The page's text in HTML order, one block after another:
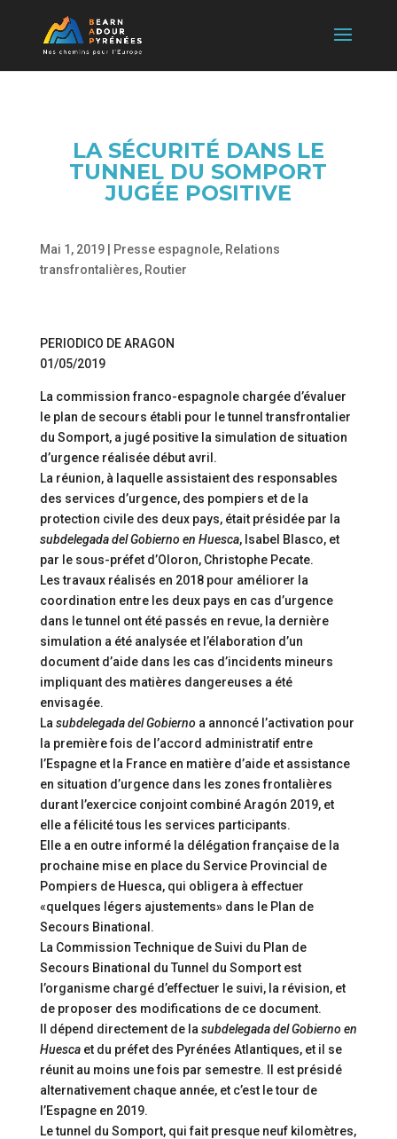
LA SÉCURITÉ DANS LE
TUNNEL DU SOMPORT
JUGÉE POSITIVE
Mai 1, 2019| Presse espagnole, Relations
transfrontalières, Routier
PERIODICO DE ARAGON
01/05/2019
La commission franco-espagnole chargée d’évaluer
le plan de secours établi pour le tunnel transfrontalier
du Somport, a jugé positive la simulation de situation
d’urgence réalisée début avril.
La réunion, à laquelle assistaient des responsables
des services d’urgence, des pompiers et de la
protection civile des deux pays, était présidée par la
subdelegada del Gobierno en Huesca, Isabel Blasco, et
par le sous-préfet d’Oloron, Christophe Pecate.
Les travaux réalisés en 2018 pour améliorer la
coordination entre les deux pays en cas d’urgence
dans le tunnel ont été passés en revue, la dernière
simulation a été analysée et l’élaboration d’un
document d’aide dans les cas d’incidents mineurs
impliquant des matières dangereuses a été
envisagée.
La subdelegada del Gobiernoa annoncé l’activation pour
la première fois de l’accord administratif entre
l’Espagne et la France en matière d’aide et assistance
en situation d’urgence dans les zones frontalières
durant l’exercice conjoint combiné Aragón 2019, et
elle a félicité tous les services participants.
Elle a en outre informé la délégation française de la
prochaine mise en place du Service Provincial de
Pompiers de Huesca, qui obligera à effectuer
«quelques légers ajustements» dans le Plan de
Secours Binational.
La Commission Technique de Suivi du Plan de
Secours Binational du Tunnel du Somport est
l’organisme chargé d’effectuer le suivi, la révision, et
de proposer des modifications de ce document.
Il dépend directement de la subdelegada del Gobierno en
Huescaet du préfet des Pyrénées Atlantiques, et il se
réunit au moins une fois par semestre. Il est présidé
alternativement chaque année, et c’est le tour de
l’Espagne en 2019.
Le tunnel du Somport, qui fait presque neuf kilomètres,